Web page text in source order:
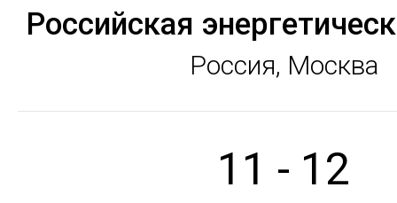
Российская
Россия, Москва
11 - 12